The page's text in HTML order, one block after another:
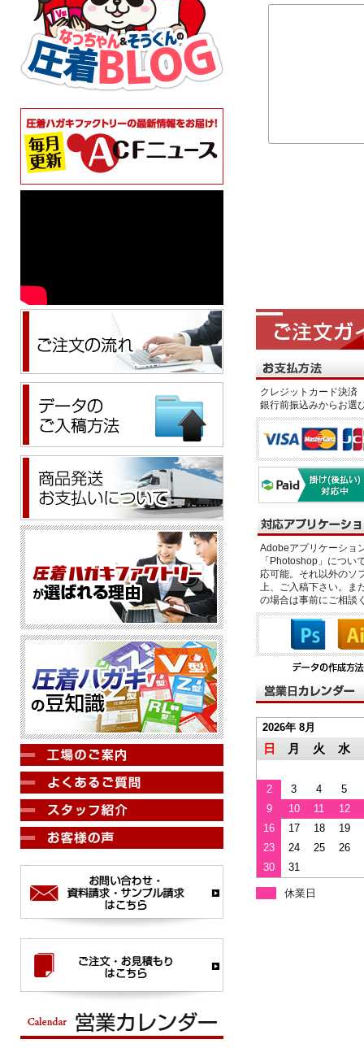
クレジットカード決
銀行前振込みからお選
Adobeアプリケーショ
「Photoshop」につい
応可能。それ以外のソ
上、ご入稿下さい。ま
の場合は事前にご相談
2026年 8月
日 月 火 水
2 3 4
5
9
10 11
12
16
17 18
19
23
24 25
26
30
31
休業日